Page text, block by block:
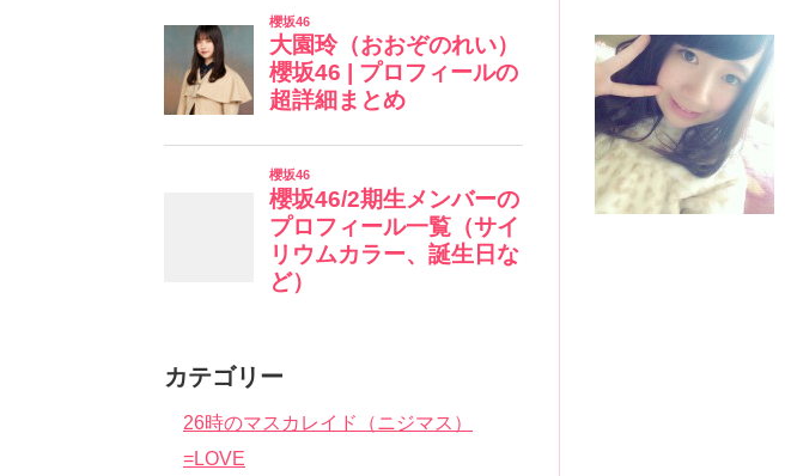
カテゴリー
26時のマスカレイド（ニジマス）
=LOVE